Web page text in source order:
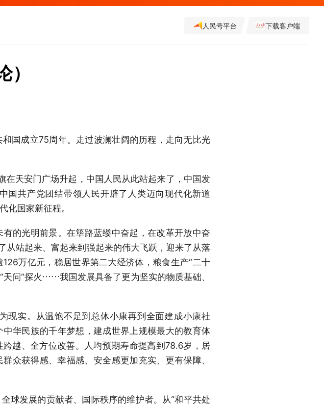
人民号平台 下载客户端
成立75周年。走过波澜壮阔的历程，走向无比光
天安门广场升起，中国人民从此站起来了，中国发
国共产党团结带领人民开辟了人类迈向现代化新道
化国家新征程。
光明前景。在筚路蓝缕中奋起，在改革开放中奋
从站起来、富起来到强起来的伟大飞跃，迎来了从落
万亿元，稳居世界第二大经济体，粮食生产“二十
天问”探火……我国发展具备了更为坚实的物质基础、
实。从温饱不足到总体小康再到全面建成小康社
华民族的千年梦想，建成世界上规模最大的教育体
越、全方位改善。人均预期寿命提高到78.6岁，居
众获得感、幸福感、安全感更加充实、更有保障、
发展的贡献者、国际秩序的维护者。从“和平共处